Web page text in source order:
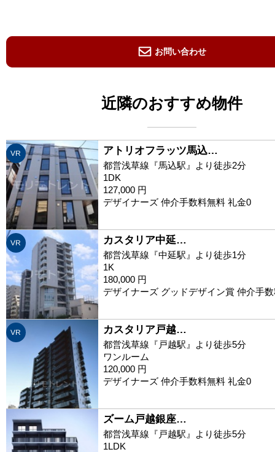
お問い合わせ
近隣のおすすめ物件
VR アトリオフラッツ馬込…
都営浅草線『馬込駅』より徒歩2分
1DK
127,000 円
デザイナーズ 仲介手数料無料 礼金0
VR カスタリア中延…
都営浅草線『中延駅』より徒歩1分
1K
180,000 円
デザイナーズ グッドデザイン賞 仲介手
VR カスタリア戸越…
都営浅草線『戸越駅』より徒歩5分
ワンルーム
120,000 円
デザイナーズ 仲介手数料無料 礼金0
ズーム戸越銀座…
都営浅草線『戸越駅』より徒歩5分
1LDK